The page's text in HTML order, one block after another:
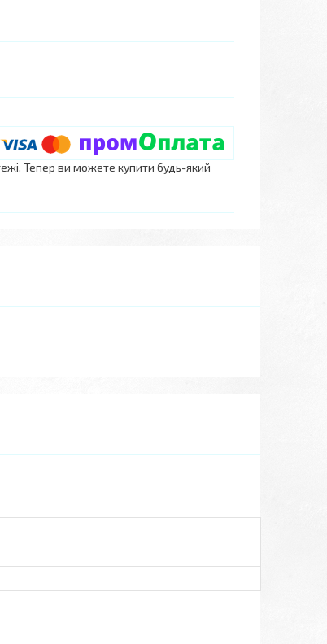
Тепер ви можете купити будь-який